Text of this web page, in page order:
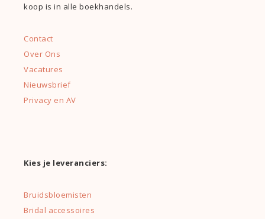
koop is in alle boekhandels.
Contact
Over Ons
Vacatures
Nieuwsbrief
Privacy en AV
Kies je leveranciers:
Bruidsbloemisten
Bridal accessoires